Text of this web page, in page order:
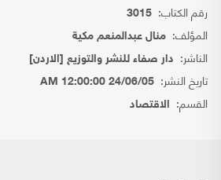
رقم الكتاب: 3015
المؤلف: منال عبدالمنعم مكية
الناشر: دار صفاء للنشر والتوزيع [الاردن]
تاريخ النشر: 24/06/05 12:00:00 AM
القسم: الاقتصاد